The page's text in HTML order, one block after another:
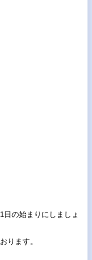
の始まりにしましょ
ります。